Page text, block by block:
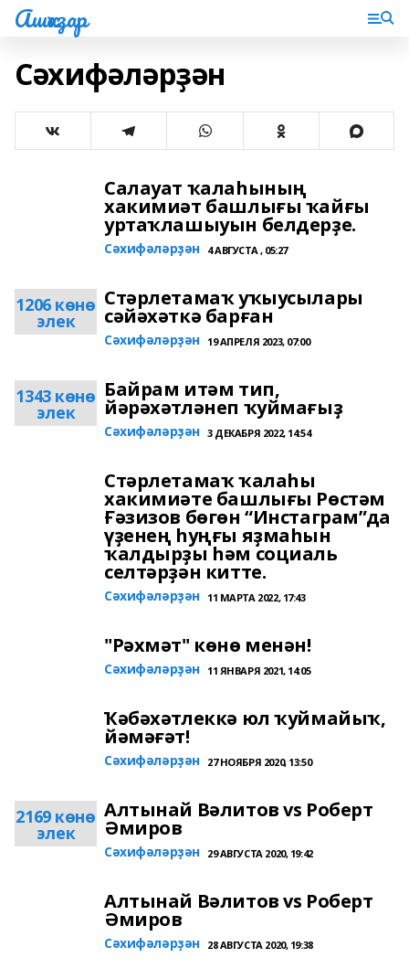
Ашҡаҙар
Сәхифәләрҙән
Салауат ҡалаһының
хакимиәт башлығы ҡайғы
уртаҡлашыуын белдерҙе.
Сәхифәләрҙән 4 АВГУСТА , 05:27
1206 көнө
элек
Стәрлетамаҡ уҡыусылары
сәйәхәткә барған
Сәхифәләрҙән 19 АПРЕЛЯ 2023, 07:00
1343 көнө
элек
Байрам итәм тип,
йәрәхәтләнеп ҡуймағыҙ
Сәхифәләрҙән 3 ДЕКАБРЯ 2022, 14:54
Стәрлетамаҡ ҡалаһы
хакимиәте башлығы Рөстәм
Ғәзизов бөгөн “Инстаграм”да
үҙенең һуңғы яҙмаһын
ҡалдырҙы һәм социаль
селтәрҙән китте.
Сәхифәләрҙән 11 МАРТА 2022, 17:43
"Рәхмәт" көнө менән!
Сәхифәләрҙән 11 ЯНВАРЯ 2021, 14:05
Ҡәбәхәтлеккә юл ҡуймайыҡ,
йәмәғәт!
Сәхифәләрҙән 27 НОЯБРЯ 2020, 13:50
2169 көнө
элек
Алтынай Вәлитов vs Роберт
Әмиров
Сәхифәләрҙән 29 АВГУСТА 2020, 19:42
Алтынай Вәлитов vs Роберт
Әмиров
Сәхифәләрҙән 28 АВГУСТА 2020, 19:38